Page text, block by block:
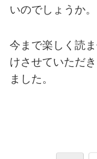
いのでしょうか。
今まで楽しく読
けさせていただ
ました。